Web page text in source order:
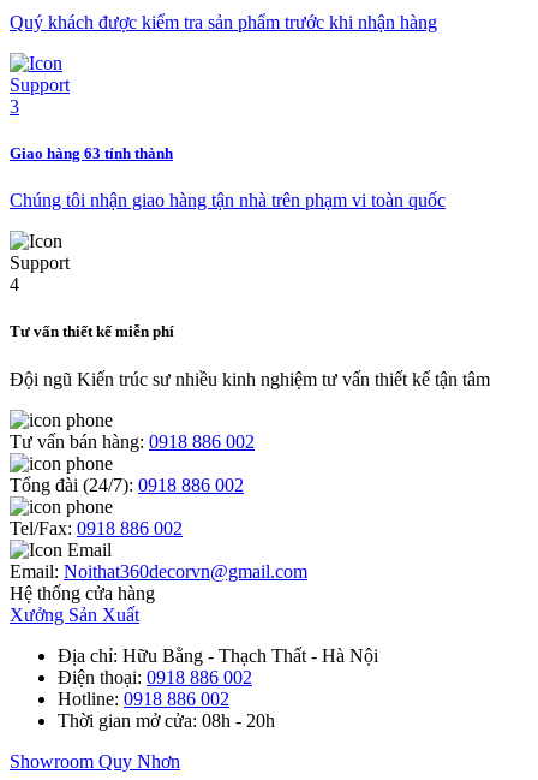
Quý khách được kiểm tra sản phẩm trước khi nhận hàng
Giao hàng 63 tỉnh thành
Chúng tôi nhận giao hàng tận nhà trên phạm vi toàn quốc
Tư vấn thiết kế miễn phí
Đội ngũ Kiến trúc sư nhiều kinh nghiệm tư vấn thiết kế tận tâm
Tư vấn bán hàng: 0918 886 002
Tổng đài (24/7): 0918 886 002
Tel/Fax: 0918 886 002
Email: Noithat360decorvn@gmail.com
Hệ thống cửa hàng
Xưởng Sản Xuất
Địa chỉ: Hữu Bằng - Thạch Thất - Hà Nội
Điện thoại: 0918 886 002
Hotline: 0918 886 002
Thời gian mở cửa: 08h - 20h
Showroom Quy Nhơn